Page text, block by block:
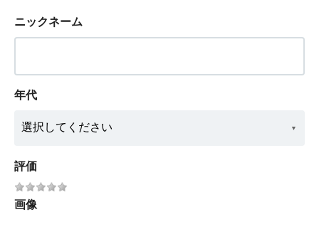
ニックネーム
年代
評価
画像